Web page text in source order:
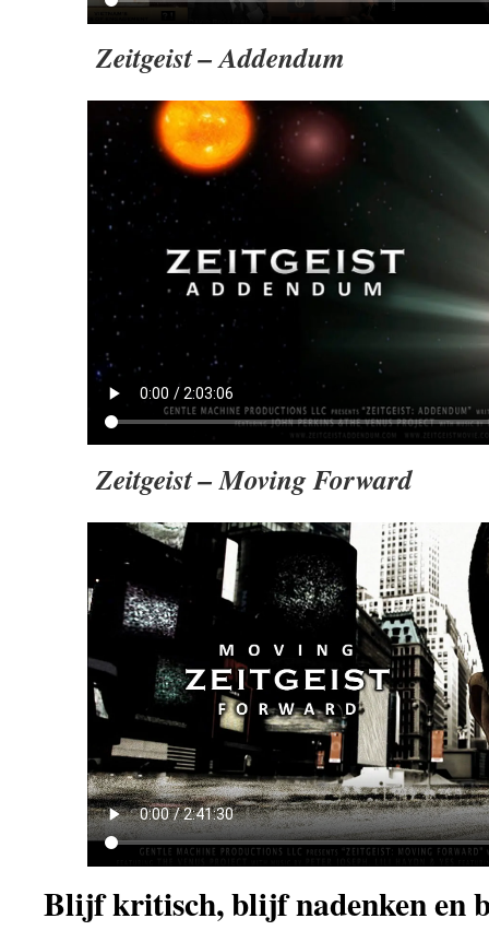
Zeitgeist – Addendum
Zeitgeist – Moving Forward
Blijf kritisch, blijf nadenken en